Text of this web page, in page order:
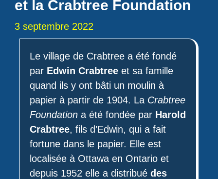
et la Crabtree Foundation
3 septembre 2022
Le village de Crabtree a été fondé
par Edwin Crabtree et sa famille
quand ils y ont bâti un moulin à
papier à partir de 1904. La Crabtree
Foundation a été fondée par Harold
Crabtree, fils d’Edwin, qui a fait
fortune dans le papier. Elle est
localisée à Ottawa en Ontario et
depuis 1952 elle a distribué des